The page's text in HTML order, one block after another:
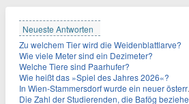
Neueste Antworten
Zu welchem Tier wird die Weidenblattlarve?
Wie viele Meter sind ein Dezimeter?
Welche Tiere sind Paarhufer?
Wie heißt das »Spiel des Jahres 2026«?
In Wien-Stammersdorf wurde ein neuer österreichischer Temperaturrekord gemessen. Wie hoch war die Temperatur?
Die Zahl der Studierenden, die Bafög beziehen, sinkt. Woran liegt das?